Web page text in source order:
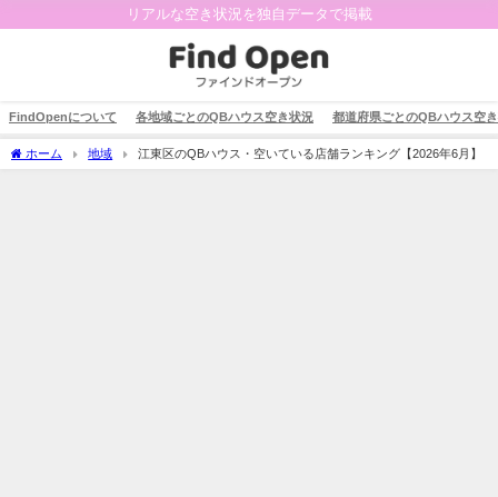
リアルな空き状況を独自データで掲載
FindOpenについて 各地域ごとのQBハウス空き状況 都道府県ごとのQBハウス空
ホーム 地域 江東区のQBハウス・空いている店舗ランキング【2026年6月】